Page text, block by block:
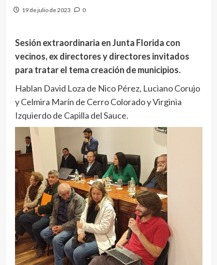
19 de julio de 2023 0
Sesión extraordinaria en Junta Florida con
vecinos, ex directores y directores invitados
para tratar el tema creación de municipios.
Hablan David Loza de Nico Pérez, Luciano Corujo
y Celmira Marín de Cerro Colorado y Virginia
Izquierdo de Capilla del Sauce.